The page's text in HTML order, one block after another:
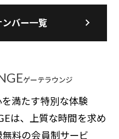
バー一覧
ゲーテラウンジ
満たす特別な体験
は、上質な時間を求め
料の会員制サービ